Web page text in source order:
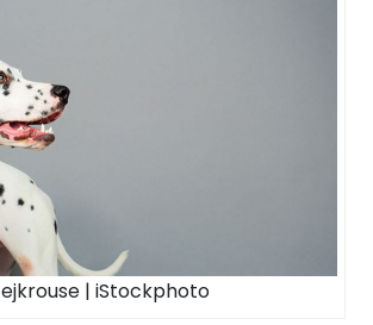
ejkrouse | iStockphoto